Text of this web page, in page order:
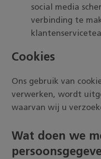
social media
verbinding te
Cookies
Ons gebruik van
verwerken, wordt
waarvan wij u
Wat doen we